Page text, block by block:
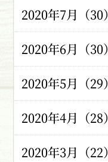
2020年7月（30）
2020年6月（30）
2020年5月（29）
2020年4月（28）
2020年3月（22）